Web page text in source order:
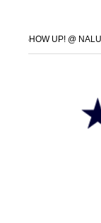
SHOW UP! @
JIU-JITSU Gi ART
BARRA ×
SHIT POP UP
SHOW UP! @
JIU-JITSU Gi ART
BARRA ×
SHIT POP UP